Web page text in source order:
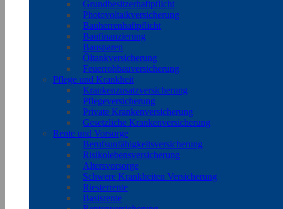
Grundbesitzerhaftpflicht
Photovoltaikversicherung
Bauherrenhaftpflicht
Baufinanzierung
Bausparen
Öltankversicherung
Feuerrohbauversicherung
Pflege und Krankheit
Krankenzusatzversicherung
Pflegeversicherung
Private Krankenversicherung
Gesetzliche Krankenversicherung
Rente und Vorsorge
Berufs­unfähigkeitsversicherung
Risikolebensversicherung
Altersvorsorge
Schwere Krankheiten Versicherung
Riesterrente
Basisrente